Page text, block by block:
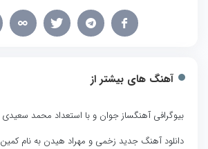
آهنگ های بیشتر از
بیوگرافی آهنگساز جوان و با استعداد محمد سعیدی
دانلود آهنگ جدید زخمی و مهراد هیدن به نام کمین